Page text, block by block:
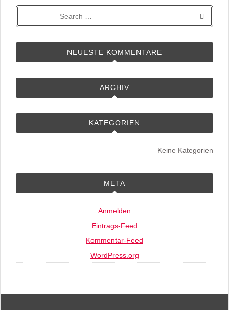
NEUESTE KOMMENTARE
ARCHIV
KATEGORIEN
Keine Kategorien
META
Anmelden
Eintrags-Feed
Kommentar-Feed
WordPress.org